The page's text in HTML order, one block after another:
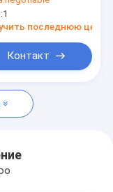
завод/
1600mm
1
последнюю цену
Контакт